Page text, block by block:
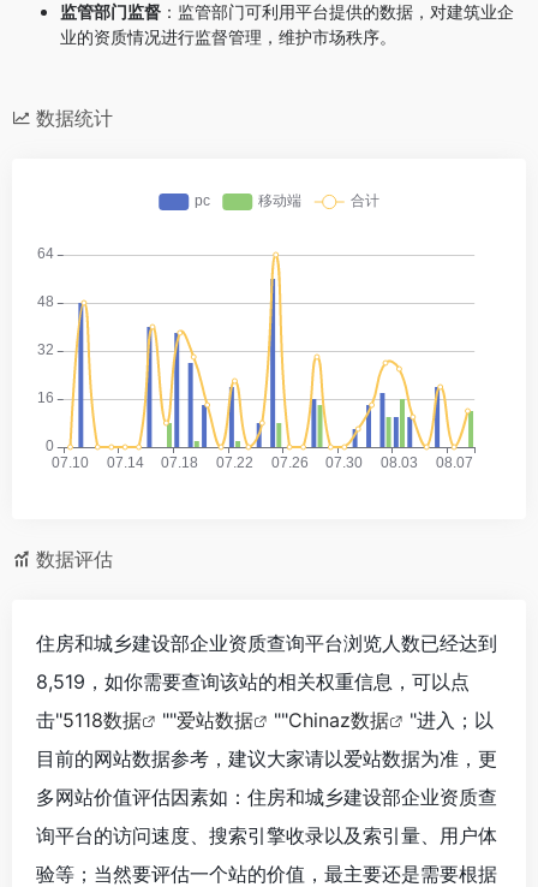
监管部门监督 ：监管部门可利用平台提供的数据，对建筑业企
业的资质情况进行监督管理，维护市场秩序。
数据统计
数据评估
住房和城乡建设部企业资质查询平台浏览人数已经达到
8,519，如你需要查询该站的相关权重信息，可以点
击"5118数据 ""爱站数据 ""Chinaz数据
"进入；以
目前的网站数据参考，建议大家请以爱站数据为准，更
多网站价值评估因素如：住房和城乡建设部企业资质查
询平台的访问速度、搜索引擎收录以及索引量、用户体
验等；当然要评估一个站的价值，最主要还是需要根据